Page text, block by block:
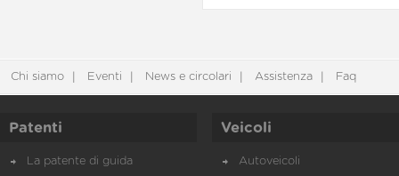
Chi siamo Eventi News e circolari Assistenza Faq
Patenti
La patente di guida
Veicoli
Autoveicoli